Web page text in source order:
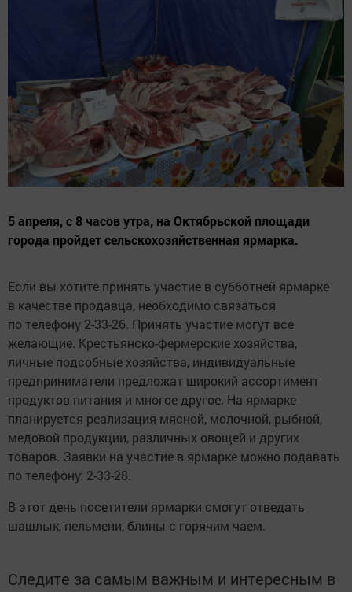
5 апреля, с 8 часов утра, на Октябрьской площади
города пройдет сельскохозяйственная ярмарка.
Если вы хотите принять участие в субботней ярмарке
в качестве продавца, необходимо связаться
по телефону 2-33-26. Принять участие могут все
желающие. Крестьянско-фермерские хозяйства,
личные подсобные хозяйства, индивидуальные
предприниматели предложат широкий ассортимент
продуктов питания и многое другое. На ярмарке
планируется реализация мясной, молочной, рыбной,
медовой продукции, различных овощей и других
товаров. Заявки на участие в ярмарке можно подавать
по телефону: 2-33-28.
В этот день посетители ярмарки смогут отведать
шашлык, пельмени, блины с горячим чаем.
Следите за самым важным и интересным в